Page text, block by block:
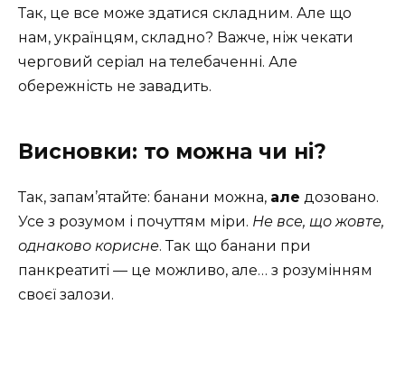
Так, це все може здатися складним. Але що
нам, українцям, складно? Важче, ніж чекати
черговий серіал на телебаченні. Але
обережність не завадить.
Висновки: то можна чи ні?
Так, запам’ятайте: банани можна, але дозовано.
Усе з розумом і почуттям міри. Не все, що жовте,
однаково корисне. Так що банани при
панкреатиті — це можливо, але… з розумінням
своєї залози.